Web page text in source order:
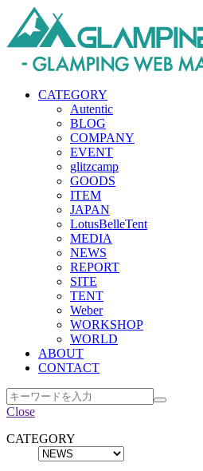
CATEGORY
Autentic
BLOG
COMPANY
EVENT
glitzcamp
GOODS
ITEM
JAPAN
LotusBelleTent
MEDIA
NEWS
REPORT
SITE
TENT
Weber
WORKSHOP
WORLD
ABOUT
CONTACT
Close
CATEGORY